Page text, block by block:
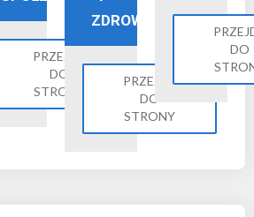
PRZEJDŹ
DO
STRONY
ZDROWIE
PRZEJDŹ
DO
STRONY
DO